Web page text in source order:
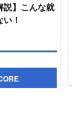
説】こんな就
！